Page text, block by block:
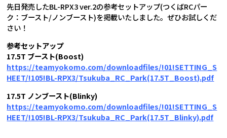
先日発売したBL-RPX3 ver.2の参考セットアップ(つくばRCパー
ク：ブースト/ノンブースト)を掲載いたしました。ぜひお試しくだ
さい！
参考セットアップ
17.5T ブースト(Boost)
https://teamyokomo.com/downloadfiles/!01!SETTING_S
HEET/!105!BL-RPX3/Tsukuba_RC_Park(17.5T_Boost).pdf
17.5T ノンブースト(Blinky)
https://teamyokomo.com/downloadfiles/!01!SETTING_S
HEET/!105!BL-RPX3/Tsukuba_RC_Park(17.5T_Blinky).pdf